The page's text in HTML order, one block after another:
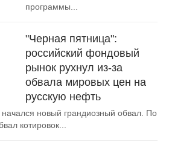
программы...
"Черная пятница":
российский фондовый
рынок рухнул из-за
обвала мировых цен на
русскую нефть
новый грандиозный обвал. По
котировок...